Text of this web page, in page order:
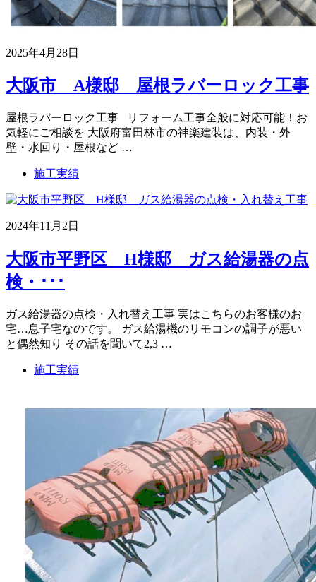
2025年4月28日
大阪市 A様邸 屋根ラバーロック工事
屋根ラバーロック工事 リフォーム工事全般に対応可能！お
気軽にご相談を 大阪府富田林市の神楽建装は、内装・外
壁・水回り・屋根など …
施工実績
2024年11月2日
大阪市平野区 H様邸 ガス給湯器の点
検・･･･
ガス給湯器の点検・入れ替え工事 実はこちらのお客様のお
宅…息子宅なのです。 ガス給湯機のリモコンの調子が悪い
と偶然知り その話を聞いて2,3 …
施工実績